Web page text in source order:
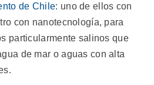
de Chile: uno de ellos con
con nanotecnología, para
particularmente salinos que
de mar o aguas con alta